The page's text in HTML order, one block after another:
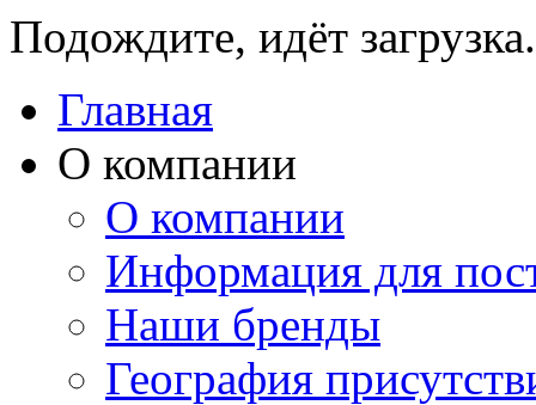
Подождите, идёт
Главная
О компании
О компании
Информация для
Наши бренды
География